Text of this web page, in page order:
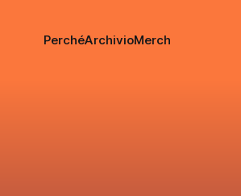
PerchéArchivioMerch